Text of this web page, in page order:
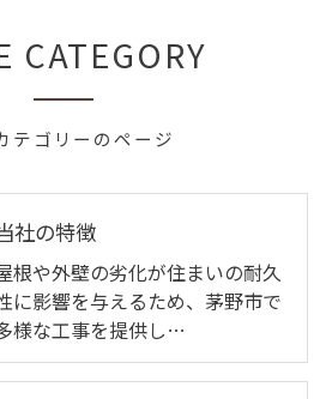
テゴリーのページ
CATEGORY
社の特徴
根や外壁の劣化が住まいの耐久
に影響を与えるため、茅野市で
様な工事を提供し…